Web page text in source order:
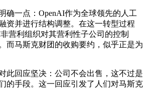
一点：OpenAI作为全球领先的人工
资并进行结构调整。在这一转型过程
营利组织对其营利性子公司的控制
而马斯克财团的收购要约，似乎正是为
回应坚决：公司不会出售，这不过是
的手段。这一回应引发了人们对马斯克